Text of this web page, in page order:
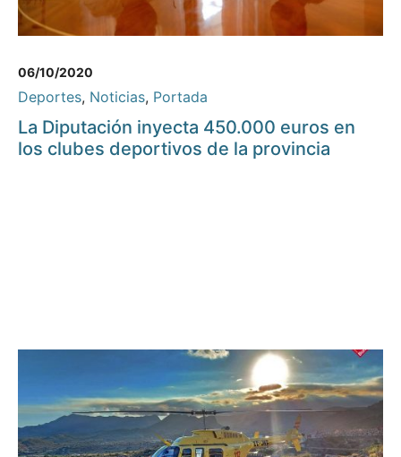
06/10/2020
Deportes, Noticias, Portada
La Diputación inyecta 450.000 euros en
los clubes deportivos de la provincia